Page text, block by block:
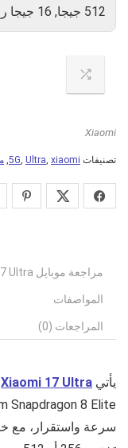
512 جيجا, 16 جيجا رام
Xiaomi
تصنيفات 5G, Ultra, xiaomi
,
مراجعة موبايل Xiaomi 17 Ultra
المواصفات
المراجعات (0)
يأتي Xiaomi 17 Ultra